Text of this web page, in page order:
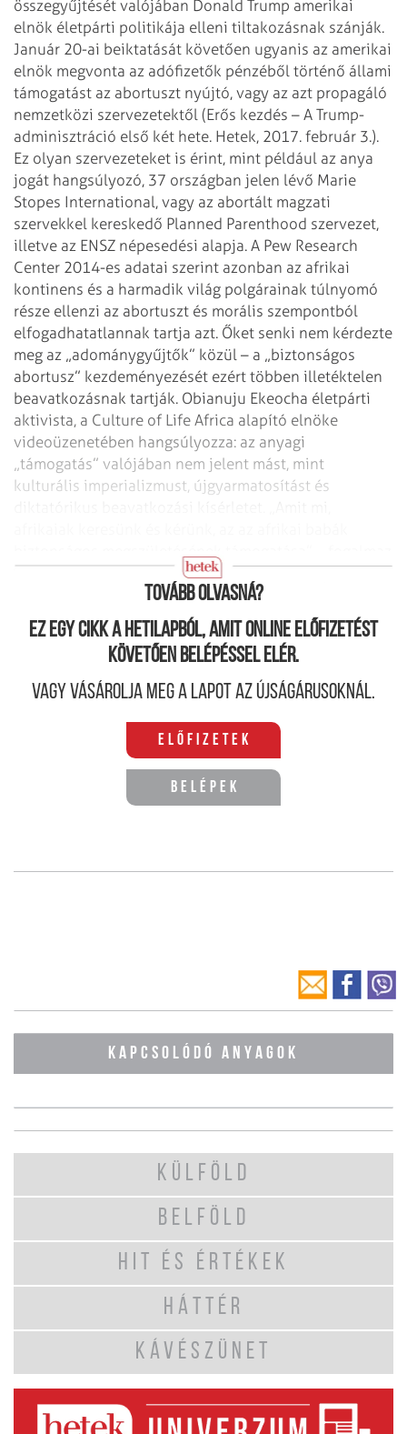
összegyűjtését valójában Donald Trump amerikai
elnök életpárti politikája elleni tiltakozásnak szánják.
Január 20-ai beiktatását követően ugyanis az amerikai
elnök megvonta az adófizetők pénzéből történő állami
támogatást az abortuszt nyújtó, vagy az azt propagáló
nemzetközi szervezetektől (Erős kezdés – A Trump-
adminisztráció első két hete. Hetek, 2017. február 3.).
Ez olyan szervezeteket is érint, mint például az anya
jogát hangsúlyozó, 37 országban jelen lévő Marie
Stopes International, vagy az abortált magzati
szervekkel kereskedő Planned Parenthood szervezet,
illetve az ENSZ népesedési alapja. A Pew Research
Center 2014-es adatai szerint azonban az afrikai
kontinens és a harmadik világ polgárainak túlnyomó
része ellenzi az abortuszt és morális szempontból
elfogadhatatlannak tartja azt. Őket senki nem kérdezte
meg az „adománygyűjtők” közül – a „biztonságos
abortusz” kezdeményezését ezért többen illetéktelen
beavatkozásnak tartják. Obianuju Ekeocha életpárti
aktivista, a Culture of Life Africa alapító elnöke
videoüzenetében hangsúlyozza: az anyagi
„támogatás” valójában nem jelent mást, mint
kulturális imperializmust, újgyarmatosítást és
üzenetében a szervezet alapító elnök asszonya.
Tovább olvasná?
Ez egy cikk a hetilapból, amit online előfizetést
követően belépéssel elér.
Vagy vásárolja meg a lapot az újságárusoknál.
Előfizetek
Belépek
KAPCSOLÓDÓ ANYAGOK
KÜLFÖLD
BELFÖLD
HIT ÉS ÉRTÉKEK
HÁTTÉR
KÁVÉSZÜNET